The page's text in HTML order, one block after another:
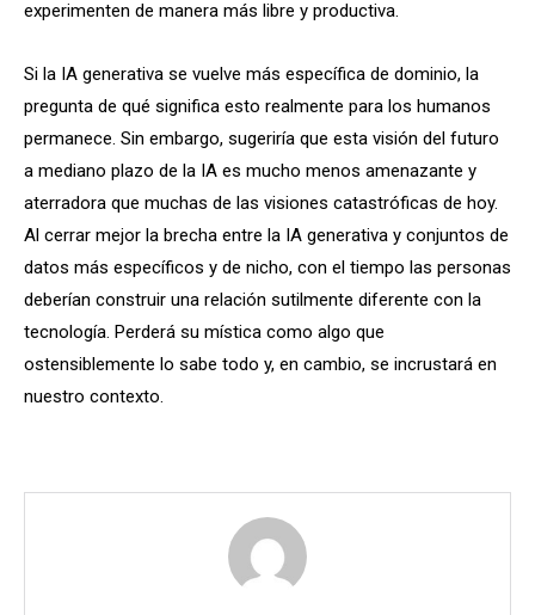
experimenten de manera más libre y productiva.
Si la IA generativa se vuelve más específica de dominio, la
pregunta de qué significa esto realmente para los humanos
permanece. Sin embargo, sugeriría que esta visión del futuro
a mediano plazo de la IA es mucho menos amenazante y
aterradora que muchas de las visiones catastróficas de hoy.
Al cerrar mejor la brecha entre la IA generativa y conjuntos de
datos más específicos y de nicho, con el tiempo las personas
deberían construir una relación sutilmente diferente con la
tecnología. Perderá su mística como algo que
ostensiblemente lo sabe todo y, en cambio, se incrustará en
nuestro contexto.